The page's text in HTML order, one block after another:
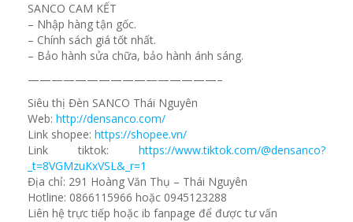
SANCO CAM KẾT
– Nhập hàng tận gốc.
– Chính sách giá tốt nhất.
– Bảo hành sửa chữa, bảo hành ánh sáng.
————————————————–
Siêu thị Đèn SANCO Thái Nguyên
Web: http://densanco.com/
Link shopee: https://shopee.vn/
Link tiktok: https://www.tiktok.com/@densanco?
_t=8VGMzuKxVSL&_r=1
Địa chỉ: 291 Hoàng Văn Thụ – Thái Nguyên
Hotline: 0866115966 hoặc 0945123288
Liên hệ trực tiếp hoặc ib fanpage để được tư vấn